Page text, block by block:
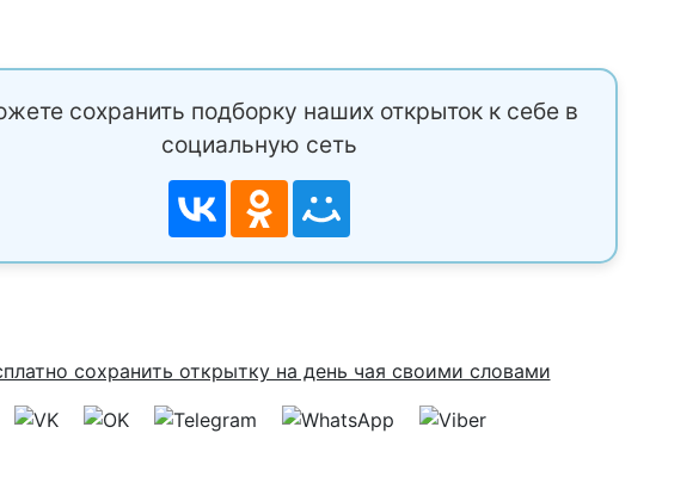
сохранить подборку наших открыток к себе в
социальную сеть